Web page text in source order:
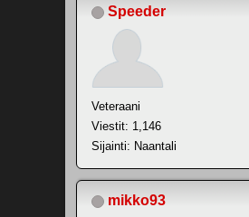
Speeder
Veteraani
Viestit: 1,146
Sijainti: Naantali
mikko93